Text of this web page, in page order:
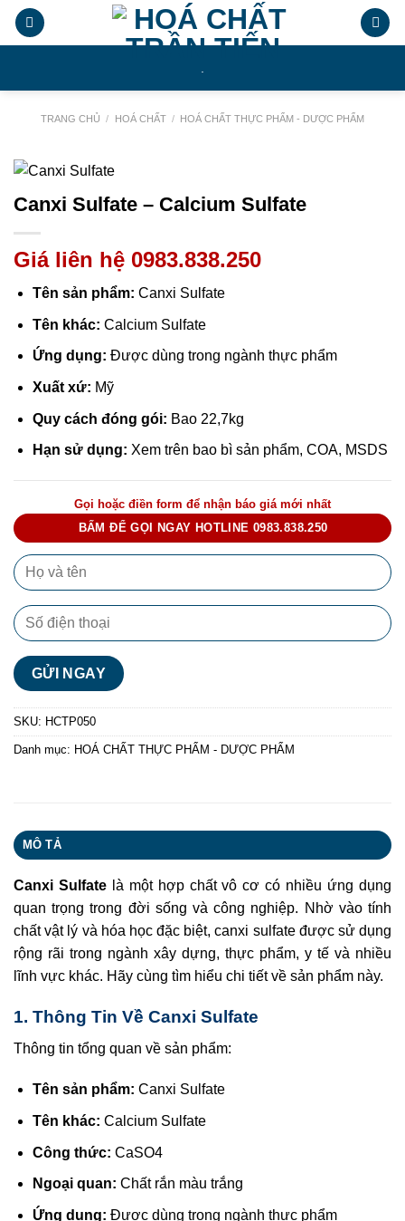
Chuyển
đến
TRANG CHỦ / HOÁ CHẤT / HOÁ CHẤT THỰC PHẨM - DƯỢC PHẨM
Canxi Sulfate – Calcium Sulfate
Giá liên hệ 0983.838.250
Tên sản phẩm: Canxi Sulfate
Tên khác: Calcium Sulfate
Ứng dụng: Được dùng trong ngành thực phẩm
Xuất xứ: Mỹ
Quy cách đóng gói: Bao 22,7kg
Hạn sử dụng: Xem trên bao bì sản phẩm, COA, MSDS
Gọi hoặc điền form để nhận báo giá mới nhất
BẤM ĐỂ GỌI NGAY HOTLINE 0983.838.250
SKU: HCTP050
Danh mục: HOÁ CHẤT THỰC PHẨM - DƯỢC PHẨM
MÔ TẢ
Canxi Sulfatelà một hợp chất vô cơ có nhiều ứng dụng
quan trọng trong đời sống và công nghiệp. Nhờ vào tính
chất vật lý và hóa học đặc biệt, canxi sulfate được sử dụng
rộng rãi trong ngành xây dựng, thực phẩm, y tế và nhiều
lĩnh vực khác. Hãy cùng tìm hiểu chi tiết về sản phẩm này.
1. Thông Tin Về Canxi Sulfate
Thông tin tổng quan về sản phẩm:
Tên sản phẩm: Canxi Sulfate
Tên khác: Calcium Sulfate
Công thức: CaSO4
Ngoại quan: Chất rắn màu trắng
Ứng dụng: Được dùng trong ngành thực phẩm